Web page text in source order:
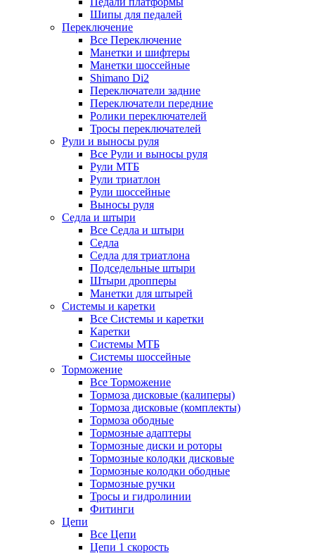
Шипы для педалей
Переключение
Все Переключение
Манетки и шифтеры
Манетки шоссейные
Shimano Di2
Переключатели задние
Переключатели передние
Ролики переключателей
Тросы переключателей
Рули и выносы руля
Все Рули и выносы руля
Рули МТБ
Рули триатлон
Рули шоссейные
Выносы руля
Седла и штыри
Все Седла и штыри
Седла
Седла для триатлона
Подседельные штыри
Штыри дропперы
Манетки для штырей
Системы и каретки
Все Системы и каретки
Каретки
Системы МТБ
Системы шоссейные
Торможение
Все Торможение
Тормоза дисковые (калиперы)
Тормоза дисковые (комплекты)
Тормоза ободные
Тормозные адаптеры
Тормозные диски и роторы
Тормозные колодки дисковые
Тормозные колодки ободные
Тормозные ручки
Тросы и гидролинии
Фитинги
Цепи
Все Цепи
Цепи 1 скорость